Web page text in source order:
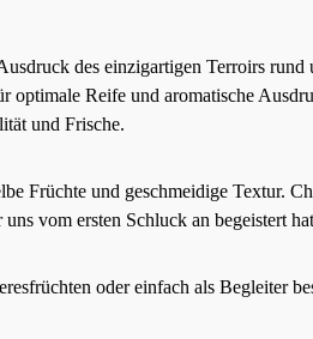
des einzigartigen Terroirs rund
optimale Reife und aromatische
und Frische.
Früchte und geschmeidige Textur.
vom ersten Schluck an begeistert
oder einfach als Begleiter